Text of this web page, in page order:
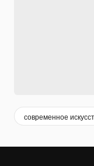
современное